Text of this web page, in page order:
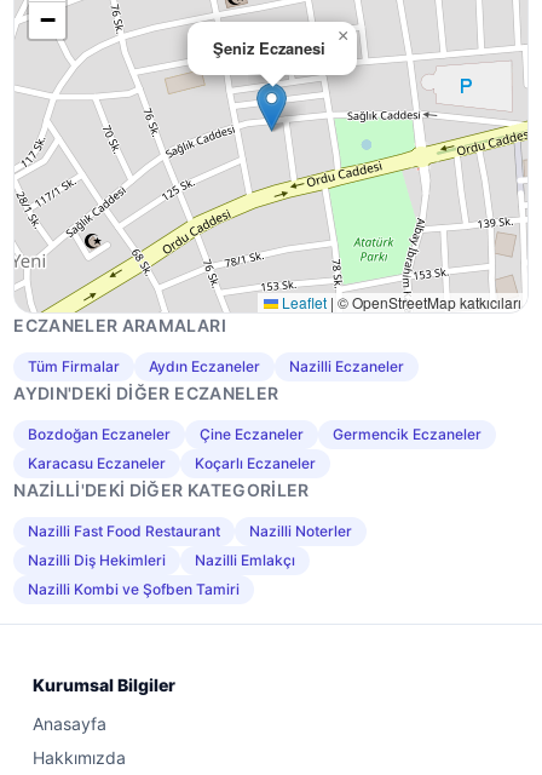
Şeniz Eczanesi
×
−
Leaflet | © OpenStreetMap katkıcıları
ECZANELER ARAMALARI
Tüm Firmalar Aydın Eczaneler Nazilli Eczaneler
AYDIN'DEKI DIĞER ECZANELER
Bozdoğan Eczaneler Çine Eczaneler
Germencik Eczaneler
Karacasu Eczaneler
Koçarlı Eczaneler
NAZILLI'DEKI DIĞER KATEGORILER
Nazilli Fast Food Restaurant
Nazilli Noterler
Nazilli Diş Hekimleri
Nazilli Emlakçı
Nazilli Kombi ve Şofben Tamiri
Kurumsal Bilgiler
Anasayfa
Hakkımızda